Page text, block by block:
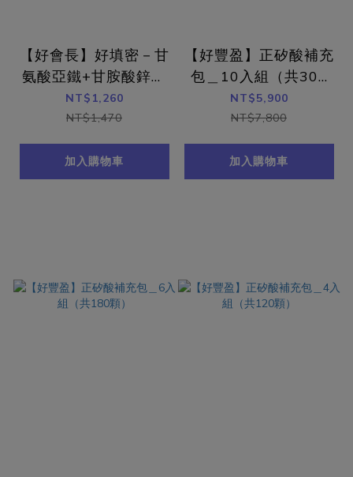
【好會長】好填密－甘
氨酸亞鐵+甘胺酸鋅＿
3入組（共90顆）
NT$1,260
NT$1,470
加入購物車
【好豐盈】正矽酸補充
包＿10入組（共300
顆）
NT$5,900
NT$7,800
加入購物車